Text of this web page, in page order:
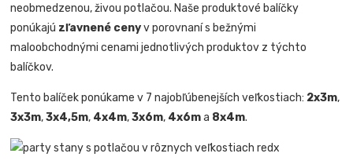
neobmedzenou, živou potlačou. Naše produktové balíčky
ponúkajú zľavnené cenyv porovnaní s bežnými
maloobchodnými cenami jednotlivých produktov z týchto
balíčkov.
Tento balíček ponúkame v 7 najobľúbenejších veľkostiach: 2x3m,
3x3m,3x4,5m, 4x4m,3x6m, 4x6ma 8x4m.